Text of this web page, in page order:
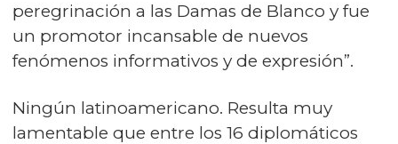
peregrinación a las Damas de Blanco y fue
un promotor incansable de nuevos
fenómenos informativos y de expresión”.
Ningún latinoamericano. Resulta muy
lamentable que entre los 16 diplomáticos